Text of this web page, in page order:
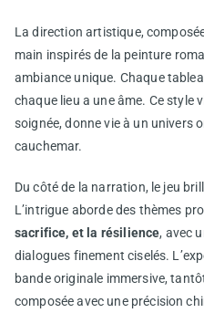
La direction artistique,
main inspirés de la peinture
ambiance unique. Chaque
chaque lieu a une âme. Ce style
soignée, donne vie à un univers
cauchemar.
Du côté de la narration, le jeu
L’intrigue aborde des thèmes
sacrifice, et la résilience, avec
dialogues finement ciselés.
bande originale immersive,
composée avec une précision